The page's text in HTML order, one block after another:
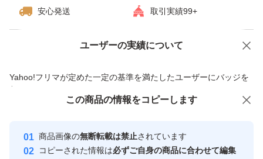
安心発送 取引実績99+
ユーザーの実績について
Yahoo!フリマが定めた一定の基準を満たしたユーザーにバッジを
付与しています
安心取引出品者
心・安全なユーザーです
価格の相談 商品への質問
この商品の情報をコピーします
商品画像の無断転載は禁止されています
コピーされた情報は必ずご自身の商品に合わせて編集
この商品をみている人にオススメ